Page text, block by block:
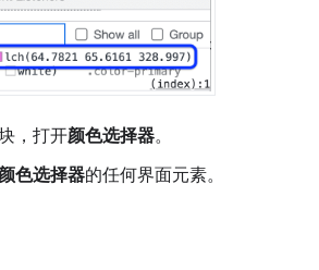
，打开颜色选择器。
色选择器的任何界面元素。